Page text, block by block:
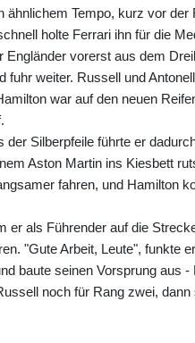
ähnlichem Tempo, kurz vor
holte Ferrari ihn für die
Engländer vorerst aus dem
fuhr weiter. Russell und
war auf den neuen
der Silberpfeile führte er
Aston Martin ins Kiesbett
fahren, und Hamilton
er als Führender auf die
"Gute Arbeit, Leute", funkte
baute seinen Vorsprung aus
noch für Rang zwei,